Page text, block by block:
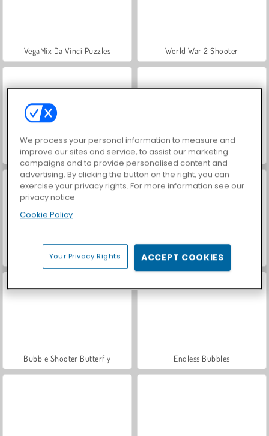
VegaMix Da Vinci Puzzles World War 2 Shooter
Farm Merge Valley Car Parking City Duel
Let's Fish! Casino World
Bubble Shooter Butterfly Endless Bubbles
We process your personal information to measure and
improve our sites and service, to assist our marketing
campaigns and to provide personalised content and
advertising. By clicking the button on the right, you can
exercise your privacy rights. For more information see our
privacy notice
Cookie Policy
Your Privacy Rights ACCEPT COOKIES